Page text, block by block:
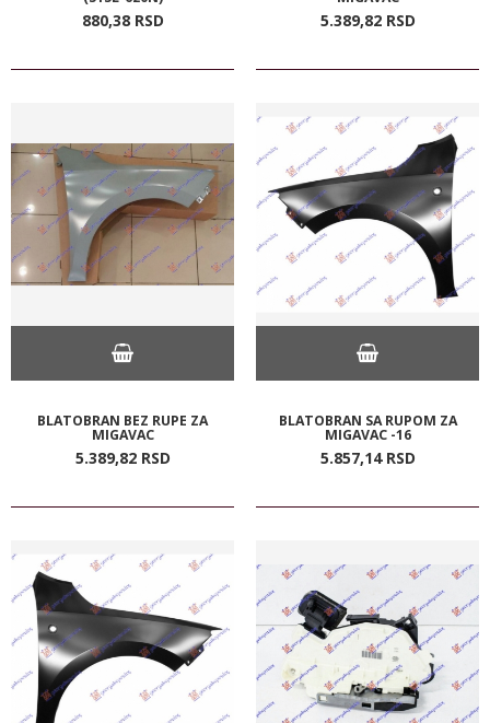
880,38 RSD 5.389,82 RSD
BLATOBRAN BEZ RUPE ZA
MIGAVAC
5.389,82 RSD
BLATOBRAN SA RUPOM ZA
MIGAVAC -16
5.857,14 RSD